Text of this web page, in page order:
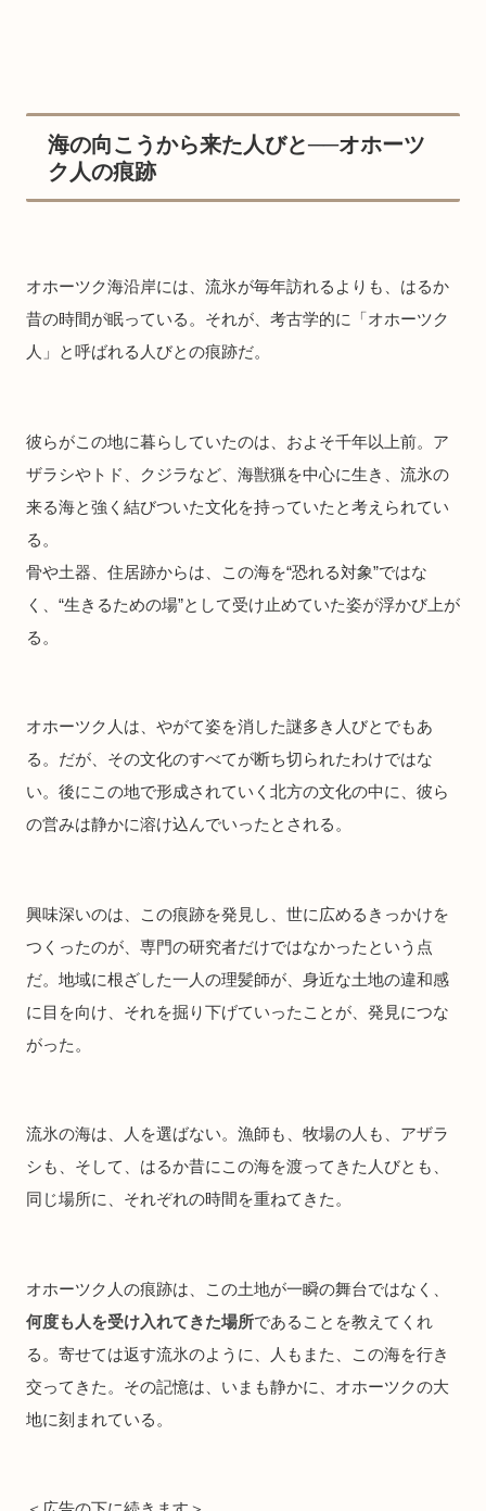
海の向こうから来た人びと──オホーツ
ク人の痕跡
オホーツク海沿岸には、流氷が毎年訪れるよりも、はるか
昔の時間が眠っている。それが、考古学的に「オホーツク
人」と呼ばれる人びとの痕跡だ。
彼らがこの地に暮らしていたのは、およそ千年以上前。ア
ザラシやトド、クジラなど、海獣猟を中心に生き、流氷の
来る海と強く結びついた文化を持っていたと考えられてい
る。
骨や土器、住居跡からは、この海を“恐れる対象”ではな
く、“生きるための場”として受け止めていた姿が浮かび上が
る。
オホーツク人は、やがて姿を消した謎多き人びとでもあ
る。だが、その文化のすべてが断ち切られたわけではな
い。後にこの地で形成されていく北方の文化の中に、彼ら
の営みは静かに溶け込んでいったとされる。
興味深いのは、この痕跡を発見し、世に広めるきっかけを
つくったのが、専門の研究者だけではなかったという点
だ。地域に根ざした一人の理髪師が、身近な土地の違和感
に目を向け、それを掘り下げていったことが、発見につな
がった。
流氷の海は、人を選ばない。漁師も、牧場の人も、アザラ
シも、そして、はるか昔にこの海を渡ってきた人びとも、
同じ場所に、それぞれの時間を重ねてきた。
オホーツク人の痕跡は、この土地が一瞬の舞台ではなく、
何度も人を受け入れてきた場所であることを教えてくれ
る。寄せては返す流氷のように、人もまた、この海を行き
交ってきた。その記憶は、いまも静かに、オホーツクの大
地に刻まれている。